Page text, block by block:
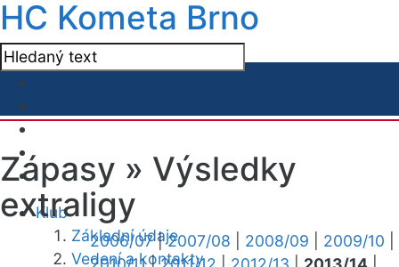
HC Kometa Brno
Klub
Základní údaje
Vedení a kontakty
Zápasy » Výsledky
extraligy
2006/07|2007/08 2008/09 2009/10